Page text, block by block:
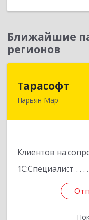
Ближайшие
регионов
Тарасофт
Нарьян-Мар
Клиентов на
1С:Специалист
166000,